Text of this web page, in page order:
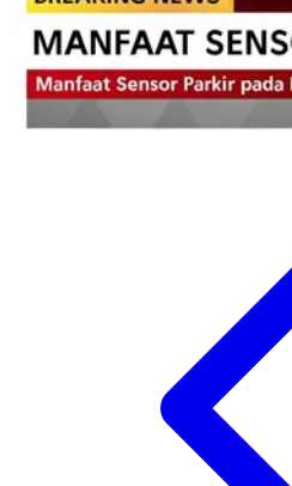
TY Toys
U
Waterland
Wellness